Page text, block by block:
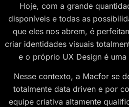
Hoje, com a grande
disponíveis e todas as
que eles nos abrem, é
criar identidades visuais
e o próprio UX Design é
Nesse contexto, a Macfor se
totalmente data driven e por
equipe criativa altamente